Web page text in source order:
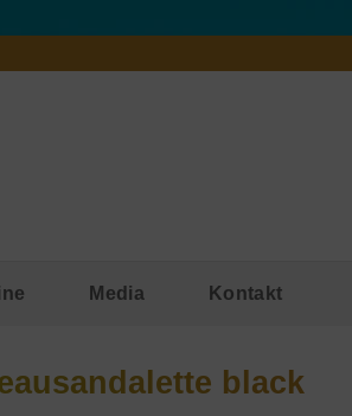
Media Kontakt
black